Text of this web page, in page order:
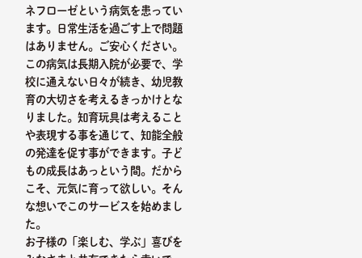
ネフローゼという病気を患ってい
ます。日常生活を過ごす上で問題
はありません。ご安心ください。
この病気は長期入院が必要で、学
校に通えない日々が続き、幼児教
育の大切さを考えるきっかけとな
りました。知育玩具は考えること
や表現する事を通じて、知能全般
の発達を促す事ができます。子ど
もの成長はあっという間。だから
こそ、元気に育って欲しい。そん
な想いでこのサービスを始めまし
た。
お子様の「楽しむ、学ぶ」喜びを